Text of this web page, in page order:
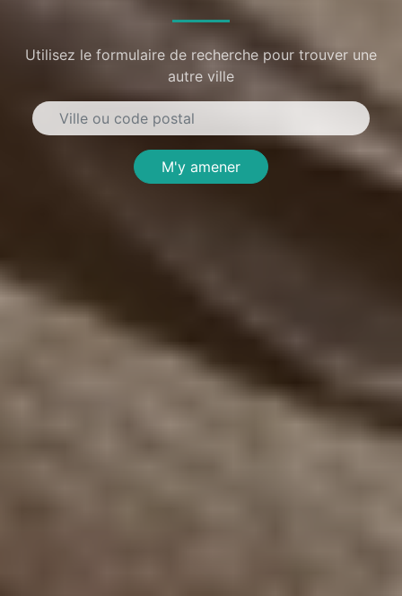
Utilisez le formulaire de recherche pour trouver une
autre ville
M'y amener